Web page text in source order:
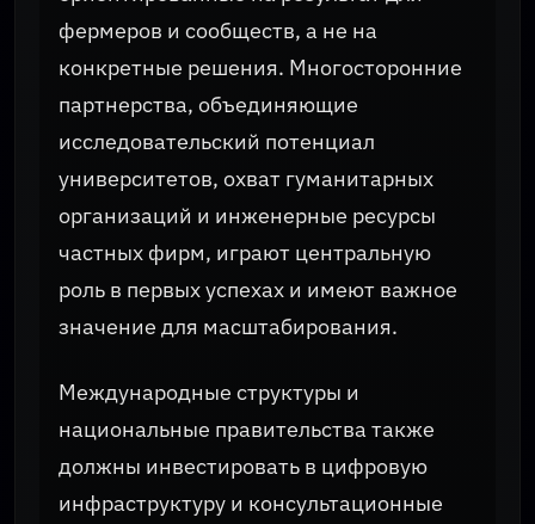
фермеров и сообществ, а не на
конкретные решения. Многосторонние
партнерства, объединяющие
исследовательский потенциал
университетов, охват гуманитарных
организаций и инженерные ресурсы
частных фирм, играют центральную
роль в первых успехах и имеют важное
значение для масштабирования.
Международные структуры и
национальные правительства также
должны инвестировать в цифровую
инфраструктуру и консультационные